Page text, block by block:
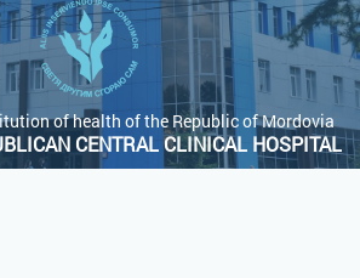
of health of the Republic of Mordovia
CENTRAL CLINICAL HOSPITAL